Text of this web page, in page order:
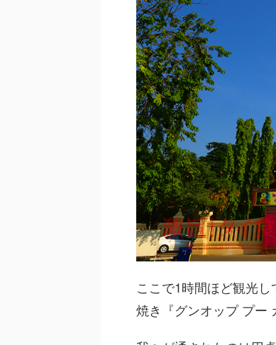
ここで1時間ほど観光
焼き『グンオップ プー